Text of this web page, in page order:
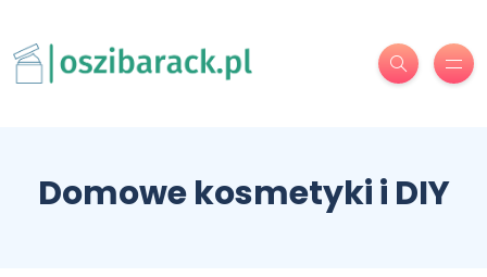
Domowe kosmetyki i DIY